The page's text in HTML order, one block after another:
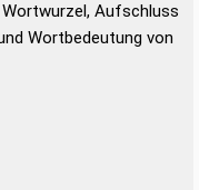
Aufschluss
Wortbedeutung von